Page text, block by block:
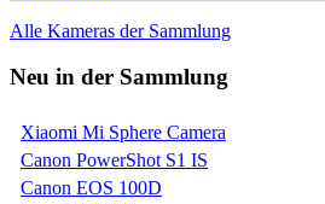
Alle Kameras der Sammlung
Neu in der Sammlung
Xiaomi Mi Sphere Camera
Canon PowerShot S1 IS
Canon EOS 100D